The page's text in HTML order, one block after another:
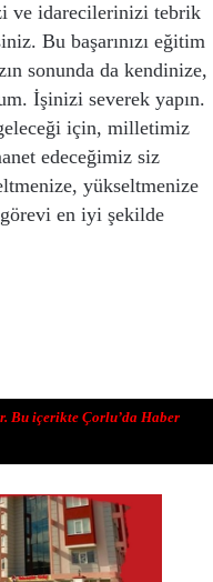
ve idarecilerinizi tebrik
Bu başarınızı eğitim
sonunda da kendinize,
İşinizi severek yapın.
için, milletimiz
edeceğimiz siz
yükseltmenize
en iyi şekilde
Bu içerikte Çorlu’da Haber